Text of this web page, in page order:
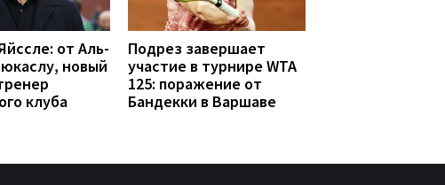
от Аль-
новый
клуба
Подрез завершает
участие в турнире WTA
125: поражение от
Бандекки в Варшаве